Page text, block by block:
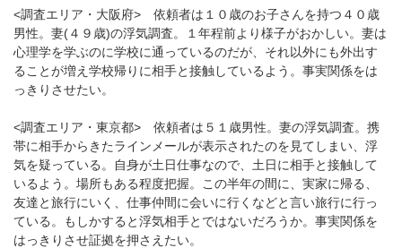
<調査エリア・大阪府> 依頼者は１０歳のお子さんを持つ４０歳
男性。妻(４９歳)の浮気調査。１年程前より様子がおかしい。妻は
心理学を学ぶのに学校に通っているのだが、それ以外にも外出す
ることが増え学校帰りに相手と接触しているよう。事実関係をは
っきりさせたい。
<調査エリア・東京都> 依頼者は５１歳男性。妻の浮気調査。携
帯に相手からきたラインメールが表示されたのを見てしまい、浮
気を疑っている。自身が土日仕事なので、土日に相手と接触して
いるよう。場所もある程度把握。この半年の間に、実家に帰る、
友達と旅行にいく、仕事仲間に会いに行くなどと言い旅行に行っ
ている。もしかすると浮気相手とではないだろうか。事実関係を
はっきりさせ証拠を押さえたい。